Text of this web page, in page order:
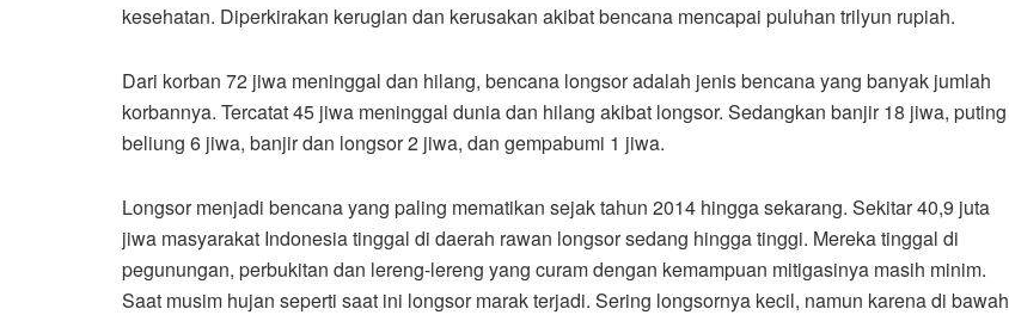
kesehatan. Diperkirakan kerugian dan kerusakan akibat bencana mencapai puluhan trilyun rupiah.
Dari korban 72 jiwa meninggal dan hilang, bencana longsor adalah jenis bencana yang banyak jumlah
korbannya. Tercatat 45 jiwa meninggal dunia dan hilang akibat longsor. Sedangkan banjir 18 jiwa, puting
beliung 6 jiwa, banjir dan longsor 2 jiwa, dan gempabumi 1 jiwa.
Longsor menjadi bencana yang paling mematikan sejak tahun 2014 hingga sekarang. Sekitar 40,9 juta
jiwa masyarakat Indonesia tinggal di daerah rawan longsor sedang hingga tinggi. Mereka tinggal di
pegunungan, perbukitan dan lereng-lereng yang curam dengan kemampuan mitigasinya masih minim.
Saat musim hujan seperti saat ini longsor marak terjadi. Sering longsornya kecil, namun karena di bawah